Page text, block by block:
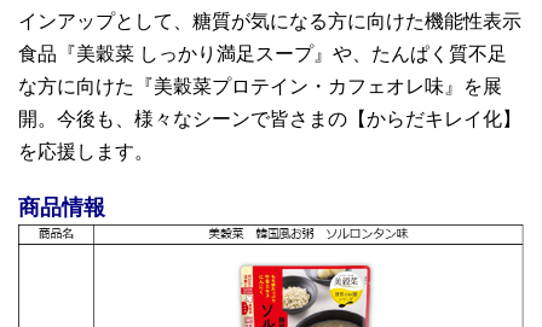
インアップとして、糖質が気になる方に向けた機能性表示
食品『美穀菜 しっかり満足スープ』や、たんぱく質不足
な方に向けた『美穀菜プロテイン・カフェオレ味』を展
開。今後も、様々なシーンで皆さまの【からだキレイ化】
を応援します。
商品情報